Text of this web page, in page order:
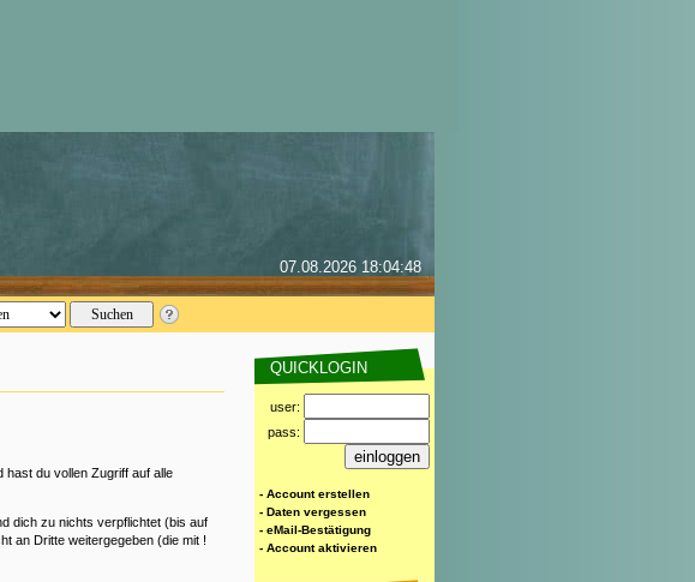
07.08.2026 18:04:48
hast du vollen Zugriff auf alle
dich zu nichts verpflichtet (bis auf
an Dritte weitergegeben (die mit !
QUICKLOGIN
user:
pass:
- Account erstellen
- Daten vergessen
- eMail-Bestätigung
- Account aktivieren